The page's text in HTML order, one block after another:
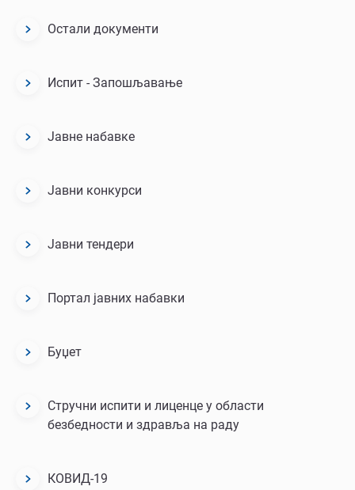
Остали документи
Испит - Запошљавање
Јавне набавке
Јавни конкурси
Јавни тендери
Портал јавних набавки
Буџет
Стручни испити и лиценце у области
безбедности и здравља на раду
КОВИД-19